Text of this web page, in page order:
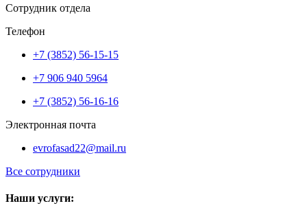
Сотрудник отдела
Телефон
+7 (3852) 56-15-15
+7 906 940 5964
+7 (3852) 56-16-16
Электронная почта
evrofasad22@mail.ru
Все сотрудники
Наши услуги: